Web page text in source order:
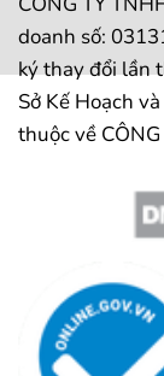
doanh số:
ký thay đổi lần
Sở Kế Hoạch
thuộc về